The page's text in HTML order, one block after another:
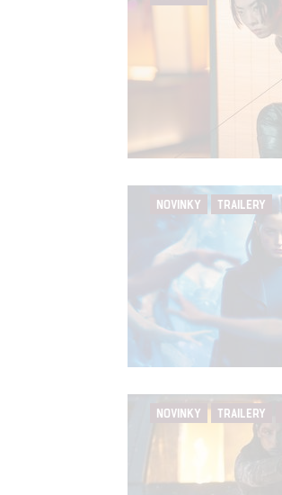
NOVINKY TRAILERY
NOVINKY TRAILERY